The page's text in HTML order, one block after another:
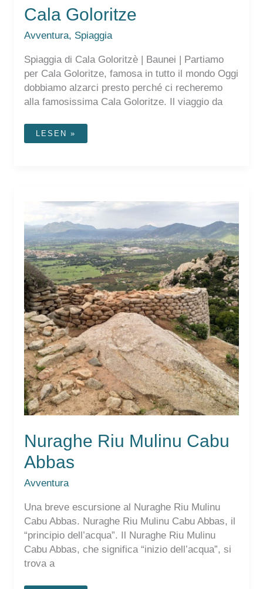
Cala Goloritze
Avventura, Spiaggia
Spiaggia di Cala Goloritzè | Baunei | Partiamo
per Cala Goloritze, famosa in tutto il mondo Oggi
dobbiamo alzarci presto perché ci recheremo
alla famosissima Cala Goloritze. Il viaggio da
CALA
GOLORITZE
LESEN »
Nuraghe Riu Mulinu Cabu
Abbas
Avventura
Una breve escursione al Nuraghe Riu Mulinu
Cabu Abbas. Nuraghe Riu Mulinu Cabu Abbas, il
“principio dell’acqua”. Il Nuraghe Riu Mulinu
Cabu Abbas, che significa “inizio dell’acqua”, si
trova a